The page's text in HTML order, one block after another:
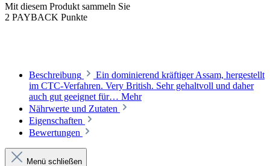
Mit diesem Produkt sammeln Sie
2 PAYBACK Punkte
Beschreibung
Ein dominierend kräftiger Assam, hergestellt
im CTC-Verfahren. Very British. Sehr gehaltvoll und daher
auch gut geeignet für… Mehr
Nährwerte und Zutaten
Eigenschaften
Bewertungen
Menü schließen